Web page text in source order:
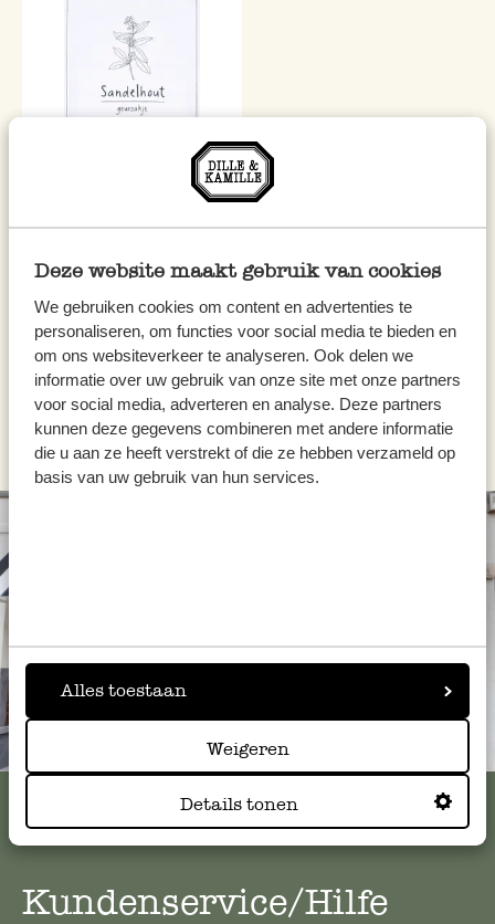
Deze website maakt gebruik van cookies
We gebruiken cookies om content en advertenties te
personaliseren, om functies voor social media te bieden en
om ons websiteverkeer te analyseren. Ook delen we
informatie over uw gebruik van onze site met onze partners
voor social media, adverteren en analyse. Deze partners
kunnen deze gegevens combineren met andere informatie
die u aan ze heeft verstrekt of die ze hebben verzameld op
basis van uw gebruik van hun services.
Alles toestaan
Weigeren
Details tonen
Duftsäckchen, Sandelholz
3,50
inkl. MwSt zzgl. Versandkosten
Immer in der Nähe
Alle 62 Geschäfte anzeigen
Kundenservice/Hilfe